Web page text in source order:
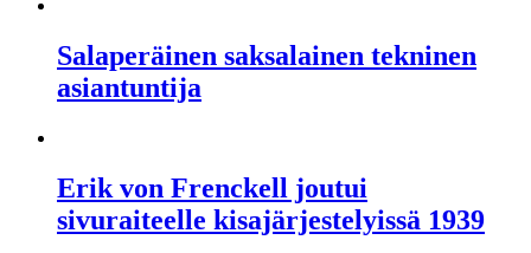
Salaperäinen saksalainen tekninen
asiantuntija
Erik von Frenckell joutui
sivuraiteelle kisajärjestelyissä 1939